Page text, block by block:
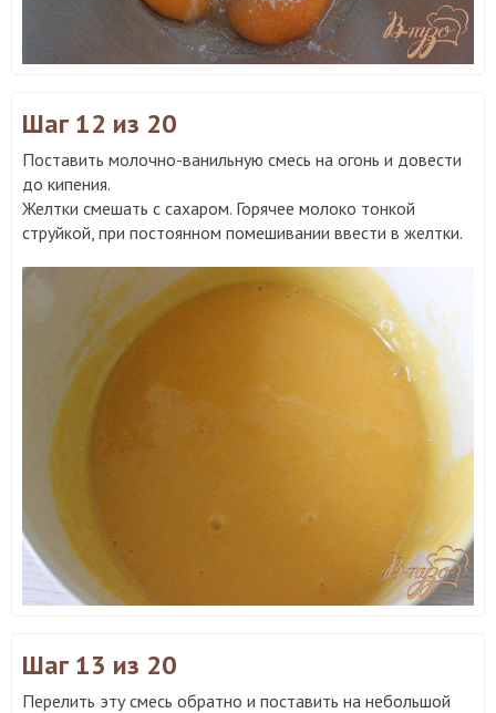
Шаг 12 из 20
Поставить молочно-ванильную смесь на огонь и довести
до кипения.
Желтки смешать с сахаром. Горячее молоко тонкой
струйкой, при постоянном помешивании ввести в желтки.
Шаг 13 из 20
Перелить эту смесь обратно и поставить на небольшой